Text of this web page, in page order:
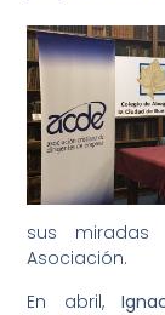
sus
Asociación.
En abril,